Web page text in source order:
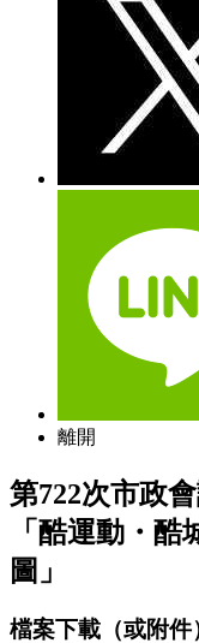
離開
第722次市政
「酷運動・
圖」
檔案下載（或附件